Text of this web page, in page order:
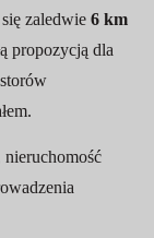
zaledwie 6 km
propozycją dla